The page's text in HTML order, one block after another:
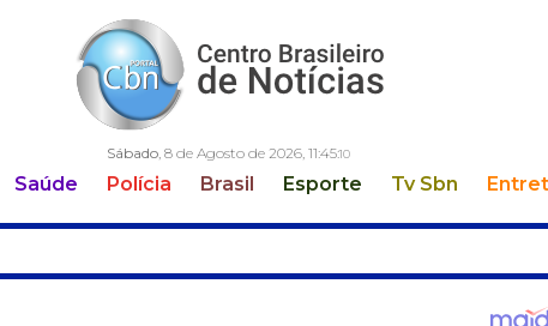
Sábado, 8 de Agosto de 2026, 11:45:11
Saúde Polícia Brasil Esporte Tv Sbn